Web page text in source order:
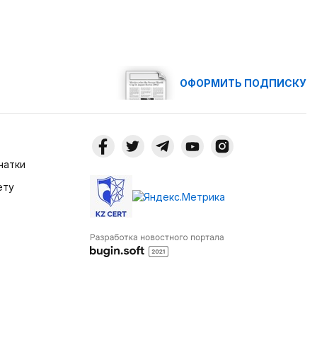
ОФОРМИТЬ ПОДПИСКУ